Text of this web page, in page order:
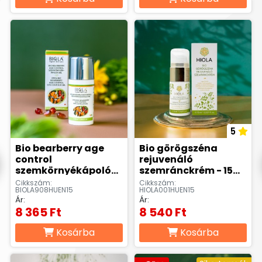
Bio bearberry age
control
szemkörnyékápoló
gél - 15 ml
Cikkszám:
BIOLA908HUEN15
Ár:
8 365 Ft
Kosárba
5
Bio görögszéna
rejuvenáló
szemránckrém - 15
ml
Cikkszám:
HIOLA001HUEN15
Ár:
8 540 Ft
Kosárba